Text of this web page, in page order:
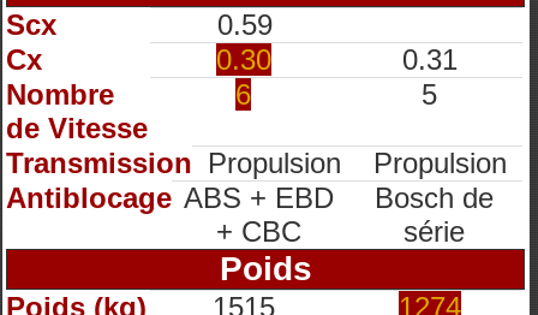
Scx
0.59
Cx
0.30
0.31
Nombre
de Vitesse
6 5
Transmission Propulsion
Propulsion
Antiblocage ABS + EBD
+ CBC
Bosch de
série
Poids
Poids (kg) 1515
1274